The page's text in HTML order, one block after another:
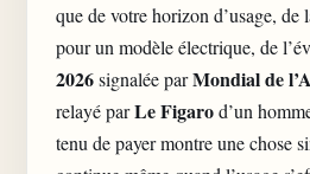
que de votre horizon d’usage, de
pour un modèle électrique, de
2026signalée parMondial de
relayé parLe Figarod’un
tenu de payer montre une chose